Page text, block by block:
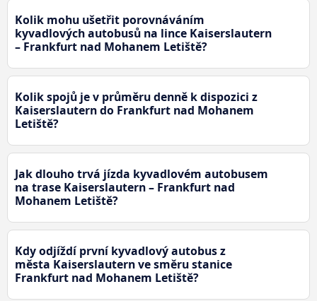
Kolik mohu ušetřit porovnáváním
kyvadlových autobusů na lince Kaiserslautern
– Frankfurt nad Mohanem Letiště?
Kolik spojů je v průměru denně k dispozici z
Kaiserslautern do Frankfurt nad Mohanem
Letiště?
Jak dlouho trvá jízda kyvadlovém autobusem
na trase Kaiserslautern – Frankfurt nad
Mohanem Letiště?
Kdy odjíždí první kyvadlový autobus z
města Kaiserslautern ve směru stanice
Frankfurt nad Mohanem Letiště?